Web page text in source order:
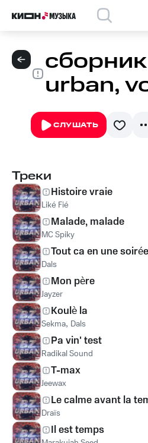
urban,
СЛУШАТЬ
Треки
Histoire vraie
Liké Fié
Malade, malade
MC Spiky
Tout ca en une
Dals
Mon père
Jayzer
Koulè la
Sekma, Dals
Pa vin' test
Radikal Sound
T-max
Jeewax
Le calme avant la
Draïs
Il est temps